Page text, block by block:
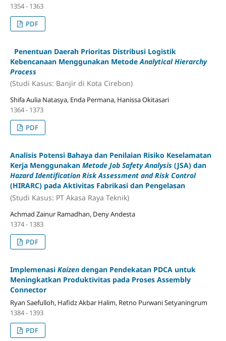
1354 - 1363
PDF
Penentuan Daerah Prioritas Distribusi Logistik
Kebencanaan Menggunakan MetodeAnalytical Hierarchy
Process
(Studi Kasus: Banjir di Kota Cirebon)
Shifa Aulia Natasya, Enda Permana, Hanissa Okitasari
1364 - 1373
PDF
Analisis Potensi Bahaya dan Penilaian Risiko Keselamatan
Kerja Menggunakan Metode Job Safety Analysis (JSA) dan
Hazard Identification Risk Assessment and Risk Control
(HIRARC) pada Aktivitas Fabrikasi dan Pengelasan
(Studi Kasus: PT Akasa Raya Teknik)
Achmad Zainur Ramadhan, Deny Andesta
1374 - 1383
PDF
Implemenasi Kaizendengan Pendekatan PDCA untuk
Meningkatkan Produktivitas pada Proses Assembly
Connector
Ryan Saefulloh, Hafidz Akbar Halim, Retno Purwani Setyaningrum
1384 - 1393
PDF